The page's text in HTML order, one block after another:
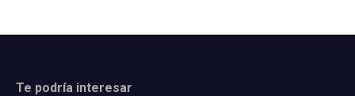
Te podría interesar